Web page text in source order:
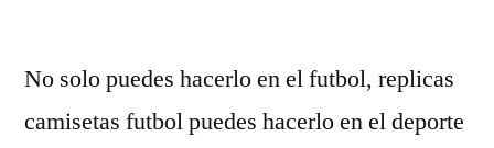
No solo puedes hacerlo en el futbol, replicas
camisetas futbol puedes hacerlo en el deporte